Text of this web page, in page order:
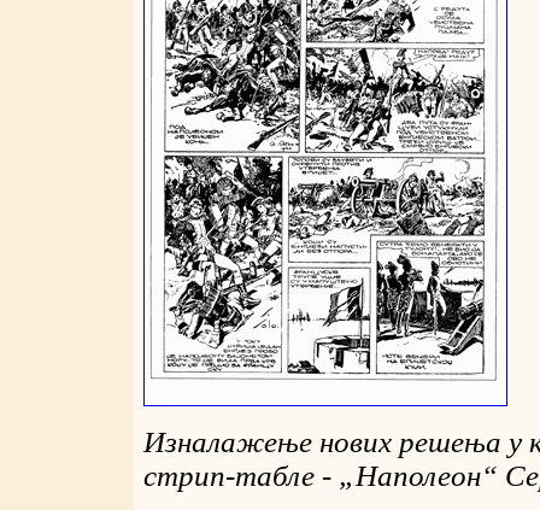
Изналажење нових решења у
стрип-табле - „ Наполеон“